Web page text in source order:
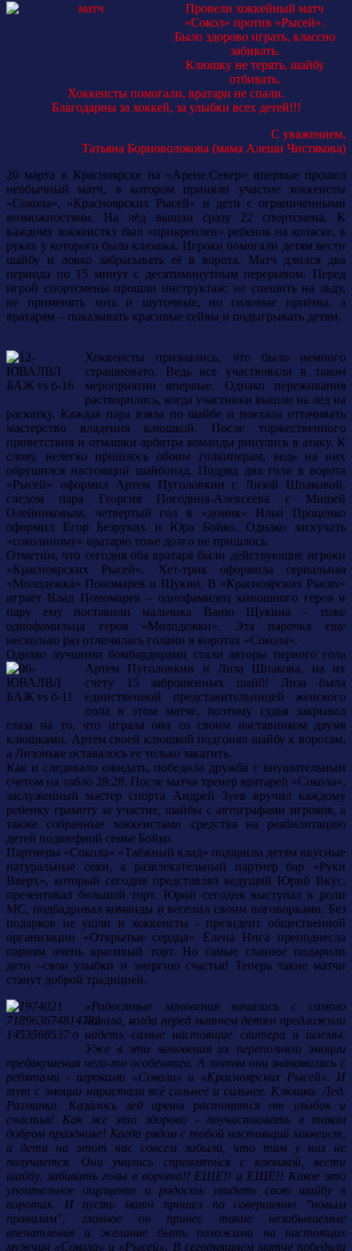
Провели хоккейный матч
«Сокол» против «Рысей».
Было здорово играть, классно
забивать.
Клюшку не терять, шайбу
отбивать.
Хоккеисты помогали, вратари не спали.
Благодарны за хоккей, за улыбки всех детей!!!
С уважением,
Татьяна Борноволокова (мама Алеши Чистякова)
20 марта в Красноярске на «Арене.Север» впервые прошел
необычный матч, в котором приняли участие хоккеисты
«Сокола», «Красноярских Рысей» и дети с ограниченными
возможностями. На лёд вышли сразу 22 спортсмена. К
каждому хоккеистку был «прикреплен» ребенок на коляске, в
руках у которого была клюшка. Игроки помогали детям вести
шайбу и ловко забрасывать её в ворота. Матч длился два
периода по 15 минут с десятиминутным перерывом. Перед
игрой спортсмены прошли инструктаж: не спешить на льду,
не применять хоть и шуточные, но силовые приёмы, а
вратарям – показывать красивые сейвы и подыгрывать детям.
Хоккеисты признались, что было немного
страшновато. Ведь все участвовали в таком
мероприятии впервые. Однако переживания
растворились, когда участники вышли на лед на
раскатку. Каждая пара взяла по шайбе и поехала оттачивать
мастерство владения клюшкой. После торжественного
приветствия и отмашки арбитра команды ринулись в атаку. К
слову, нелегко пришлось обоим голкиперам, ведь на них
обрушился настоящий шайбопад. Подряд два гола в ворота
«Рысей» оформил Артем Пуголовкин с Лизой Шпаковой,
следом пара Георгия Погодина-Алексеева с Мишей
Олейниковым, четвертый гол в «домик» Ильи Проценко
оформил Егор Безруких и Юра Бойко. Однако заскучать
«соколиному» вратарю тоже долго не пришлось.
Отметим, что сегодня оба вратаря были действующие игроки
«Красноярских Рысей». Хет-трик оформила сериальная
«Молодежка» Пономарев и Щукин. В «Красноярских Рысях»
играет Влад Пономарев – однофамилец киношного героя и
пару ему поставили мальчика Ваню Щукина – тоже
однофамильца героя «Молодежки». Эта парочка еще
несколько раз отличилась голами в воротах «Сокола».
Однако лучшими бомбардирами стали авторы первого гола
Артем Пуголовкин и Лиза Шпакова, на их
счету 15 заброшенных шайб! Лиза была
единственной представительницей женского
пола в этом матче, поэтому судья закрывал
глаза на то, что играла она со своим наставником двумя
клюшками. Артем своей клюшкой подгонял шайбу к воротам,
а Лизоньке оставалось ее только закатить.
Как и следовало ожидать, победила дружба с внушительным
счетом на табло 28:28. После матча тренер вратарей «Сокола»,
заслуженный мастер спорта Андрей Зуев вручил каждому
ребенку грамоту за участие, шайбы с автографами игроков, а
также собранные хоккеистами средства на реабилитацию
детей подшефной семье Бойко.
Партнеры «Сокола» «Таёжный клад» подарили детям вкусные
натуральные соки, а развлекательный партнер бар «Руки
Вверх», который сегодня представлял ведущий Юрий Вкус,
презентовал большой торт. Юрий сегодня выступал в роли
МС, подбадривал команды и веселил своим поговорками. Без
подарков не ушли и хоккеисты - президент общественной
организации «Открытые сердца» Елена Нига преподнесла
парням очень красивый торт. Но самые главное подарили
дети –свои улыбки и энергию счастья! Теперь такие матчи
станут доброй традицией.
«Радостные мгновения начались с самого
начала, когда перед матчем детям предложили
надеть самые настоящие свитера и шлемы.
Уже в эти мгновения их переполняли эмоции
предвкушения чего-то особенного. А потом они знакомились с
ребятами - игроками «Сокола» и «Красноярских Рысей». И
тут с эмоции нарастали всё сильнее и сильнее. Клюшки. Лед.
Разминка. Казалось лед арены растопится от улыбок и
счастья! Как же это здорово - поучаствовать в таком
добром празднике! Когда рядом с тобой настоящий хоккеист,
и дети на этот час совсем забыли, что там у них не
получается. Они учились справляться с клюшкой, вести
шайбу, забивать голы в ворота!! ЕЩЕ!! и ЕЩЕ!! Какое это
упоительное ощущение и радость увидеть свою шайбу в
воротах. И пусть матч прошел по совершенно "новым
правилам", главное он принес такие незабываемые
впечатления и желание быть похожими на настоящих
мужчин «Сокола» и «Рысей». В сегодняшнем матче победили